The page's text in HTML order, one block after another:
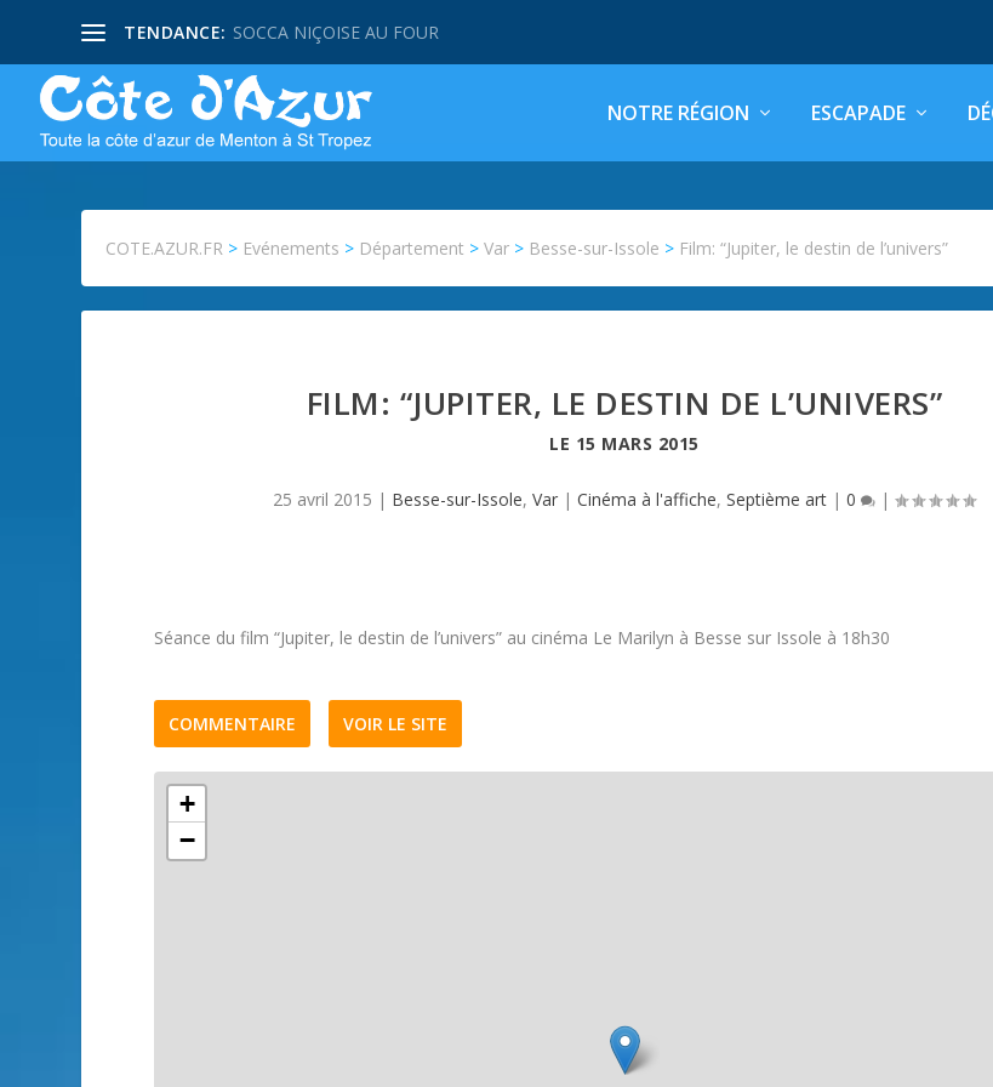
TENDANCE: SOCCA NIÇOISE AU FOUR
NOTRE RÉGION ESCAPADE
COTE.AZUR.FR > Evénements > Département >Var > Besse-sur-Issole > Film: “Jupiter, le destin de l’univers”
FILM: “JUPITER, LE DESTIN DE L’UNIVERS”
LE 15 MARS 2015
25 avril 2015 | Besse-sur-Issole,Var |Cinéma à l'affiche,Septième art |0 |
Séance du film “Jupiter, le destin de l’univers” au cinéma Le Marilyn à Besse sur Issole à 18h30
COMMENTAIRE VOIR LE SITE
+
−